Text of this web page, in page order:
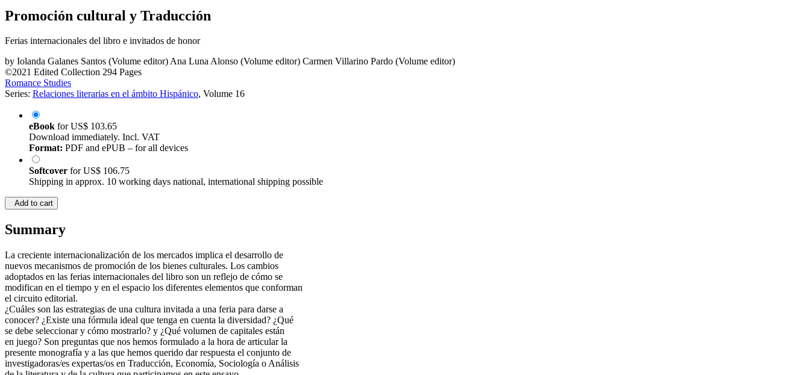
Promoción cultural y Traducción
Ferias internacionales del libro e invitados de honor
by Iolanda Galanes Santos (Volume editor)Ana Luna Alonso (Volume editor) Carmen Villarino Pardo (Volume editor)
©2021 Edited Collection 294 Pages
Romance Studies
Series: Relaciones literarias en el ámbito Hispánico, Volume 16
eBook forUS$ 103.65
Download immediately. Incl. VAT
Format: PDF and ePUB – for all devices
Softcover forUS$ 106.75
Shipping in approx. 10 working days national, international shipping possible
Add to cart
Summary
La creciente internacionalización de los mercados implica el desarrollo de
nuevos mecanismos de promoción de los bienes culturales. Los cambios
adoptados en las ferias internacionales del libro son un reflejo de cómo se
modifican en el tiempo y en el espacio los diferentes elementos que conforman
el circuito editorial.
¿Cuáles son las estrategias de una cultura invitada a una feria para darse a
conocer? ¿Existe una fórmula ideal que tenga en cuenta la diversidad? ¿Qué
se debe seleccionar y cómo mostrarlo? y ¿Qué volumen de capitales están
en juego? Son preguntas que nos hemos formulado a la hora de articular la
presente monografía y a las que hemos querido dar respuesta el conjunto de
investigadoras/es expertas/os en Traducción, Economía, Sociología o Análisis